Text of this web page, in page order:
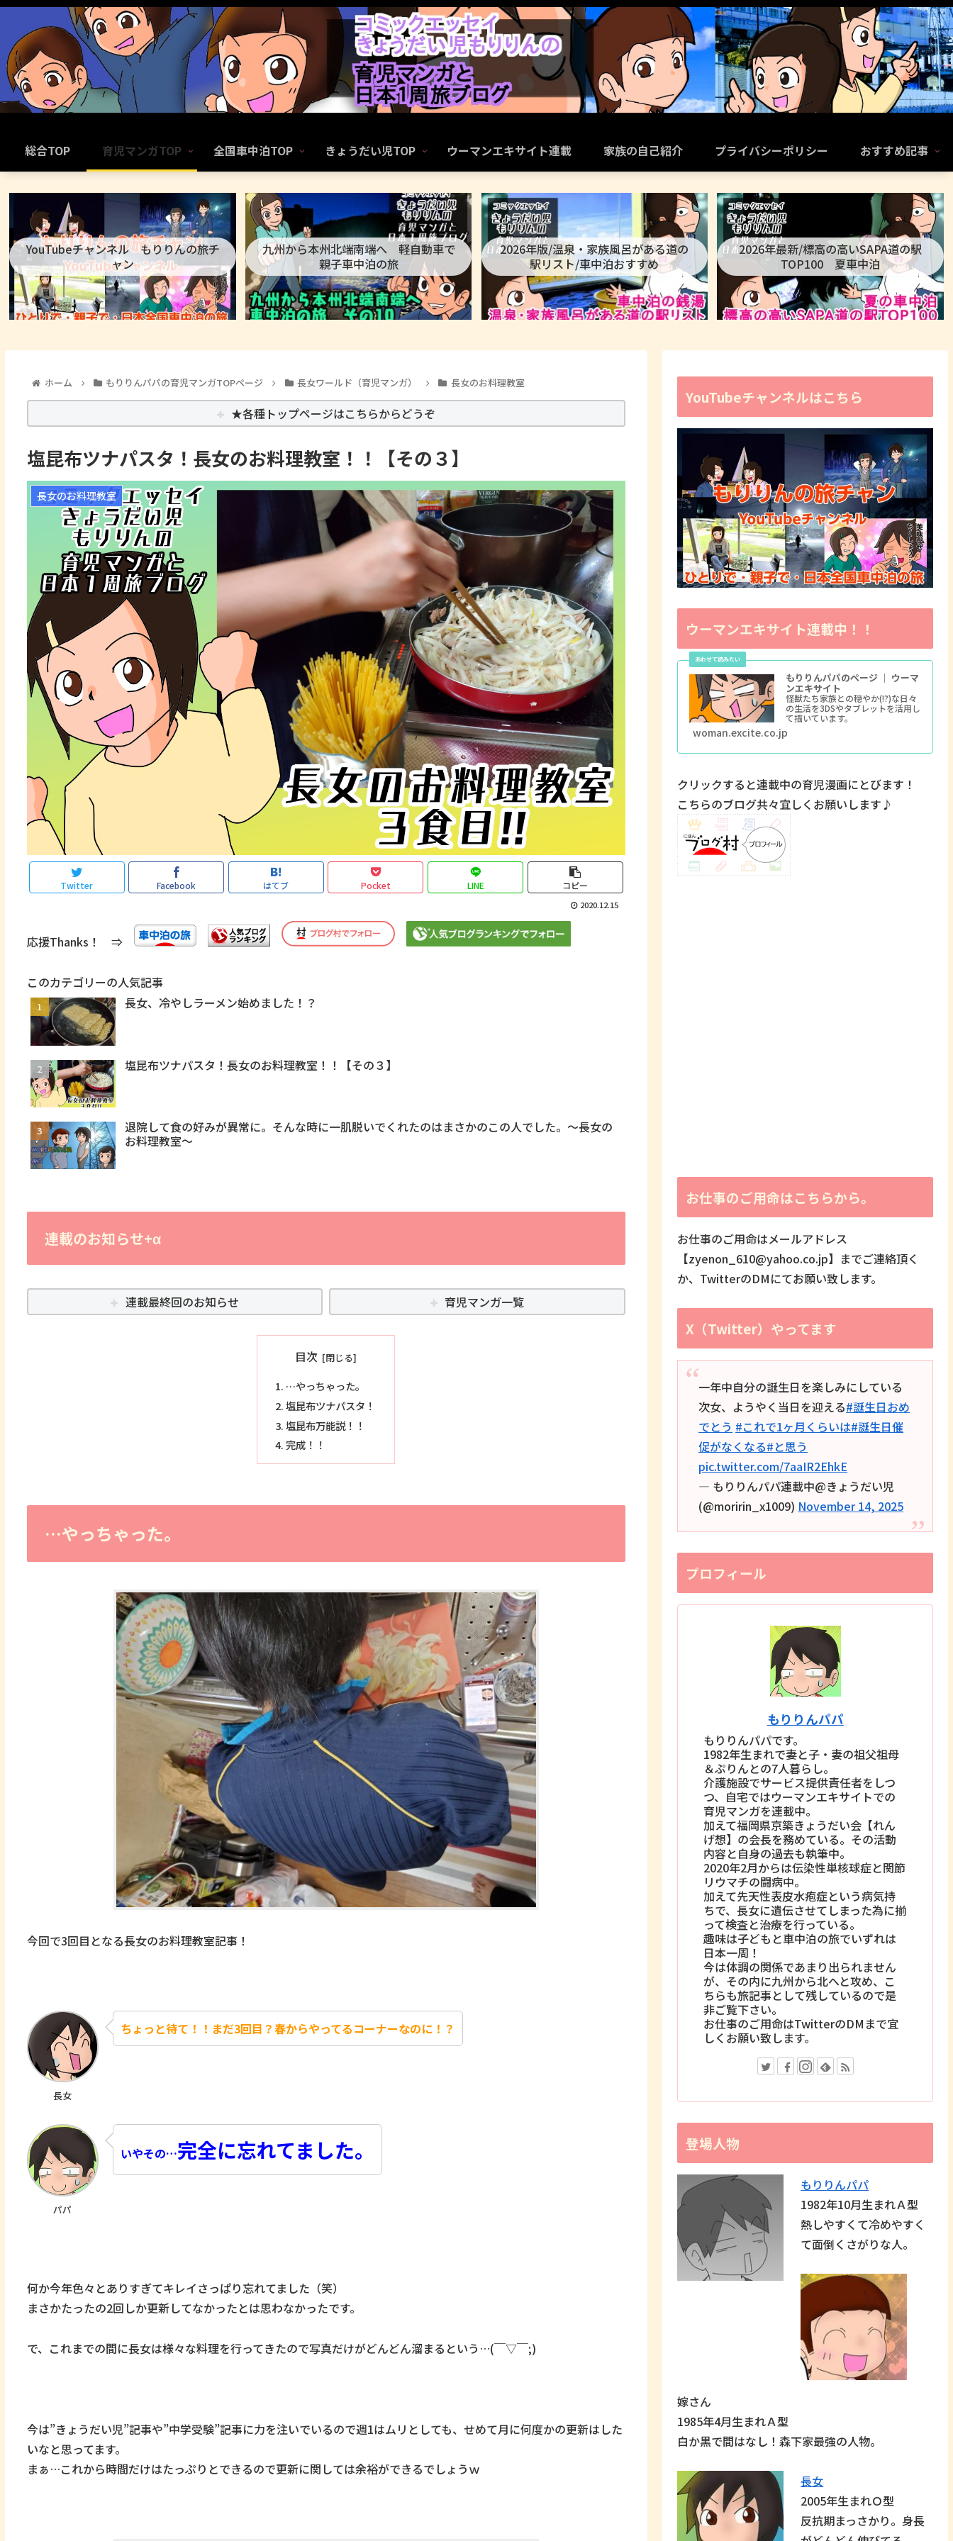
総合TOP 育児マンガTOP 全国車中泊TOP きょうだい児TOP ウーマンエキサイト連載 家族の自己紹介 プライバシーポリシー おすすめ記事
YouTubeチャンネル もりりんの旅チ
ャン
九州から本州北端南端へ 軽自動車で
親子車中泊の旅
2026年版/温泉・家族風呂がある道の
駅リスト/車中泊おすすめ
2026年最新/標高の高いSAPA道の駅
TOP100 夏車中泊
ホーム もりりんパパの育児マンガTOPページ 長女ワールド（育児マンガ） 長女のお料理教室
★各種トップページはこちらからどうぞ
塩昆布ツナパスタ！長女のお料理教室！！【その３】
長女のお料理教室
Twitter Facebook はてブ Pocket LINE コピー
2020.12.15
応援Thanks！ ⇒
このカテゴリーの人気記事
長女、冷やしラーメン始めました！？
塩昆布ツナパスタ！長女のお料理教室！！【その３】
退院して食の好みが異常に。そんな時に一肌脱いでくれたのはまさかのこの人でした。～長女の
お料理教室～
連載のお知らせ+α
連載最終回のお知らせ 育児マンガ一覧
目次
…やっちゃった。
塩昆布ツナパスタ！
塩昆布万能説！！
完成！！
…やっちゃった。
今回で3回目となる長女のお料理教室記事！
長女
ちょっと待て！！まだ3回目？春からやってるコーナーなのに！？
パパ
いやその…完全に忘れてました。
何か今年色々とありすぎてキレイさっぱり忘れてました（笑）
まさかたったの2回しか更新してなかったとは思わなかったです。
で、これまでの間に長女は様々な料理を行ってきたので写真だけがどんどん溜まるという…(￣▽￣;)
今は”きょうだい児”記事や”中学受験”記事に力を注いでいるので週1はムリとしても、せめて月に何度かの更新はした
いなと思ってます。
まぁ…これから時間だけはたっぷりとできるので更新に関しては余裕ができるでしょうｗ
YouTubeチャンネルはこちら
ウーマンエキサイト連載中！！
もりりんパパのページ ｜ ウーマ
ンエキサイト
怪獣たち家族との穏やか(!?)な日々
の生活を3DSやタブレットを活用し
て描いています。
woman.excite.co.jp
クリックすると連載中の育児漫画にとびます！
こちらのブログ共々宜しくお願いします♪
お仕事のご用命はこちらから。
お仕事のご用命はメールアドレス
【zyenon_610@yahoo.co.jp】までご連絡頂く
か、TwitterのDMにてお願い致します。
X（Twitter）やってます
一年中自分の誕生日を楽しみにしている
次女、ようやく当日を迎える#誕生日おめ
でとう #これで1ヶ月くらいは#誕生日催
促がなくなる#と思う
pic.twitter.com/7aaIR2EhkE
— もりりんパパ連載中@きょうだい児
(@moririn_x1009) November 14, 2025
プロフィール
もりりんパパ
もりりんパパです。
1982年生まれで妻と子・妻の祖父祖母
＆ぷりんとの7人暮らし。
介護施設でサービス提供責任者をしつ
つ、自宅ではウーマンエキサイトでの
育児マンガを連載中。
加えて福岡県京築きょうだい会【れん
げ想】の会長を務めている。その活動
内容と自身の過去も執筆中。
2020年2月からは伝染性単核球症と関節
リウマチの闘病中。
加えて先天性表皮水疱症という病気持
ちで、長女に遺伝させてしまった為に揃
って検査と治療を行っている。
趣味は子どもと車中泊の旅でいずれは
日本一周！
今は体調の関係であまり出られません
が、その内に九州から北へと攻め、こ
ちらも旅記事として残しているので是
非ご覧下さい。
お仕事のご用命はTwitterのDMまで宜
しくお願い致します。
登場人物
もりりんパパ
1982年10月生まれＡ型
熱しやすくて冷めやすく
て面倒くさがりな人。
嫁さん
1985年4月生まれＡ型
白か黒で間はなし！森下家最強の人物。
長女
2005年生まれＯ型
反抗期まっさかり。身長